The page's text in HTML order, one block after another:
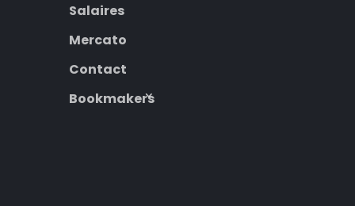
Salaires
Mercato
Contact
Bookmakers